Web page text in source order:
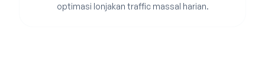
optimasi lonjakan traffic massal harian.